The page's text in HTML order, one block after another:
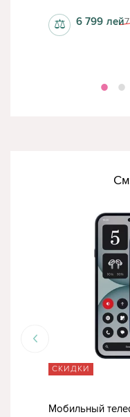
6 799 лей
⚖
СКИДКИ
Мобильный